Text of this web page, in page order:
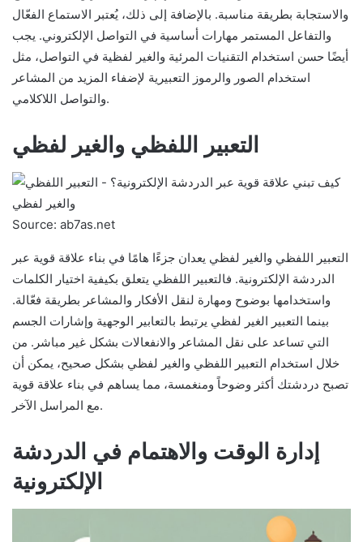
والاستجابة بطريقة مناسبة. بالإضافة إلى ذلك، يُعتبر الاستماع الفعّال
والتفاعل المستمر مهارات أساسية في التواصل الإلكتروني. يجب
أيضًا حسن استخدام التقنيات المرئية والغير لفظية في التواصل، مثل
استخدام الصور والرموز التعبيرية لإضفاء المزيد من المشاعر
والتواصل اللاكلامي.
التعبير اللفظي والغير لفظي
Source: ab7as.net
التعبير اللفظي والغير لفظي يعدان جزءًا هامًا في بناء علاقة قوية عبر
الدردشة الإلكترونية. فالتعبير اللفظي يتعلق بكيفية اختيار الكلمات
واستخدامها بوضوح ومهارة لنقل الأفكار والمشاعر بطريقة فعّالة.
بينما التعبير الغير لفظي يرتبط بالتعابير الوجهية وإشارات الجسم
التي تساعد على نقل المشاعر والانفعالات بشكل غير مباشر. من
خلال استخدام التعبير اللفظي والغير لفظي بشكل صحيح، يمكن أن
تصبح دردشتك أكثر وضوحاً ومنغمسة، مما يساهم في بناء علاقة قوية
مع المراسل الآخر.
إدارة الوقت والاهتمام في الدردشة
الإلكترونية